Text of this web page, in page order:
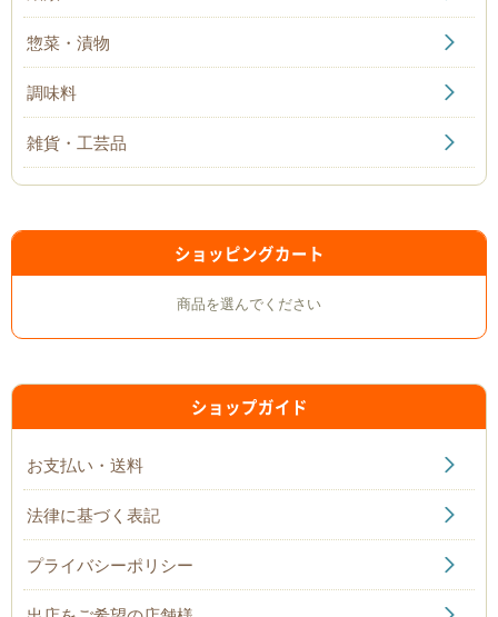
惣菜・漬物
調味料
雑貨・工芸品
ショッピングカート
商品を選んでください
ショップガイド
お支払い・送料
法律に基づく表記
プライバシーポリシー